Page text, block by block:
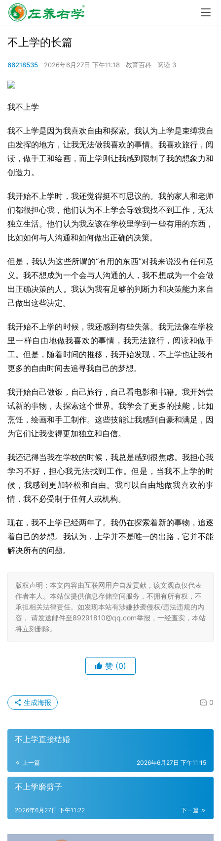
不上学的长篇
66218535 2026年6月27日 下午11:18 教育百科 阅读 3
我不上学
我不上学是因为我喜欢自由和探索。我认为上学是束缚我自
由发挥的地方，让我无法做我喜欢的事情。我喜欢旅行，阅
读，做手工和绘画，而上学则让我感到限制了我的想象力和
创造力。
我开始不上学时，我还觉得挺不可思议的。我的家人和老师
们都很担心我，他们认为不上学会导致我找不到工作，无法
独立生活。他们认为我应该在学校里学到一些有用的东西，
比如如何与人沟通和如何做出正确的决策。
但是，我认为这些所谓的“有用的东西”对我来说没有任何意
义。我不想成为一个会与人沟通的人，我不想成为一个会做
出正确决策的人。我认为我有足够的判断力和决策能力来自
己做出这些决定。
我开始不上学的时候，我还感到有些失落。我无法像在学校
里一样自由地做我喜欢的事情，我无法旅行，阅读和做手
工。但是，随着时间的推移，我开始发现，不上学也让我有
更多的自由时间去追寻我自己的梦想。
我开始自己做饭，自己旅行，自己看电影和书籍。我开始尝
试新的事物，去探索这个世界。我学会了更多的技能，比如
烹饪，绘画和手工制作。这些技能让我感到自豪和满足，因
为它们让我变得更加独立和自信。
我还记得当我在学校的时候，我总是感到很焦虑。我担心我
学习不好，担心我无法找到工作。但是，当我不上学的时
候，我感到更加轻松和自由。我可以自由地做我喜欢的事
情，我不必受制于任何人或机构。
现在，我不上学已经两年了。我仍在探索着新的事物，追逐
着自己的梦想。我认为，上学并不是唯一的出路，它并不能
解决所有的问题。
版权声明：本文内容由互联网用户自发贡献，该文观点仅代表
作者本人。本站仅提供信息存储空间服务，不拥有所有权，不
承担相关法律责任。如发现本站有涉嫌抄袭侵权/违法违规的内
容， 请发送邮件至89291810@qq.com举报，一经查实，本站
将立刻删除。
赞 (0)
0
生成海报
不上学直接结婚
上一篇 2026年6月27日 下午11:15
不上学磨剪子
下一篇
2026年6月27日 下午11:22